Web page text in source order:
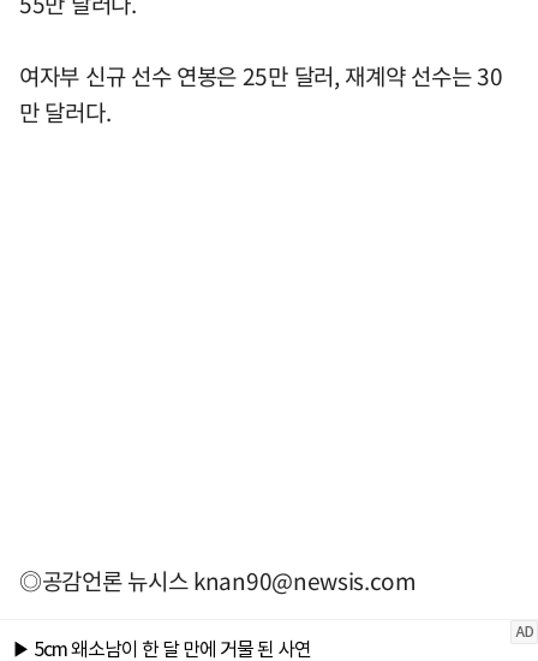
여자부 신규 선수 연봉은 25만 달러, 재계약 선수는 30
만 달러다.
◎공감언론 뉴시스knan90@newsis.com